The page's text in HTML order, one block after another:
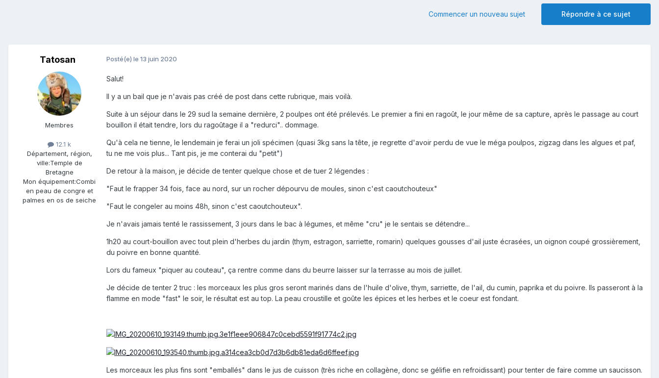
Répondre à ce sujet
Commencer un nouveau sujet
Tatosan
Membres
12.1 k
Département, région,
ville:Temple de
Bretagne
Mon équipement:Combi
en peau de congre et
palmes en os de seiche
Posté(e) le 13 juin 2020
Salut!
Il y a un bail que je n'avais pas créé de post dans cette rubrique, mais voilà.
Suite à un séjour dans le 29 sud la semaine dernière, 2 poulpes ont été prélevés. Le premier a fini en ragoût, le jour même de sa capture, après le passage au court
bouillon il était tendre, lors du ragoûtage il a "redurci".. dommage.
Qu'à cela ne tienne, le lendemain je ferai un joli spécimen (quasi 3kg sans la tête, je regrette d'avoir perdu de vue le méga poulpos, zigzag dans les algues et paf,
tu ne me vois plus... Tant pis, je me conterai du "petit")
De retour à la maison, je décide de tenter quelque chose et de tuer 2 légendes :
"Faut le frapper 34 fois, face au nord, sur un rocher dépourvu de moules, sinon c'est caoutchouteux"
"Faut le congeler au moins 48h, sinon c'est caoutchouteux".
Je n'avais jamais tenté le rassissement, 3 jours dans le bac à légumes, et même "cru" je le sentais se détendre...
1h20 au court-bouillon avec tout plein d'herbes du jardin (thym, estragon, sarriette, romarin) quelques gousses d'ail juste écrasées, un oignon coupé grossièrement,
du poivre en bonne quantité.
Lors du fameux "piquer au couteau", ça rentre comme dans du beurre laisser sur la terrasse au mois de juillet.
Je décide de tenter 2 truc : les morceaux les plus gros seront marinés dans de l'huile d'olive, thym, sarriette, de l'ail, du cumin, paprika et du poivre. Ils passeront à la
flamme en mode "fast" le soir, le résultat est au top. La peau croustille et goûte les épices et les herbes et le coeur est fondant.
Les morceaux les plus fins sont "emballés" dans le jus de cuisson (très riche en collagène, donc se gélifie en refroidissant) pour tenter de faire comme un saucisson.